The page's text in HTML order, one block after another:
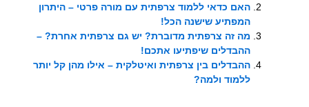
האם כדאי ללמוד צרפתית עם מורה פרטי – היתרון
המפתיע שישנה הכל!
מה זה צרפתית מדוברת? יש גם צרפתית אחרת? –
ההבדלים שיפתיעו אתכם!
ההבדלים בין צרפתית ואיטלקית – אילו מהן קל יותר
ללמוד ולמה?